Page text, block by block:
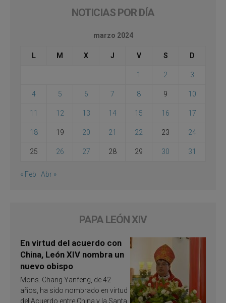
NOTICIAS POR DÍA
marzo 2024
L M X J V S D
1 2 3
4 5 6 7 8 9 10
11 12 13 14 15 16 17
18 19 20 21 22 23 24
25 26 27 28 29 30 31
« Feb Abr »
PAPA LEÓN XIV
En virtud del acuerdo con
China, León XIV nombra un
nuevo obispo
Mons. Chang Yanfeng, de 42
años, ha sido nombrado en virtud
del Acuerdo entre China y la Santa